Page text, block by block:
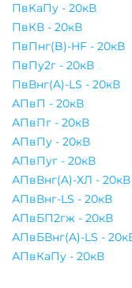
ПвКаПу - 20кВ
ПвКВ - 20кВ
ПвПнг(B)-HF - 20кВ
ПвПу2г - 20кВ
ПвВнг(A)-LS - 20кВ
АПвП - 20кВ
АПвПг - 20кВ
АПвПу - 20кВ
АПвПуг - 20кВ
АПвВнг(A)-ХЛ - 20кВ
АПвВнг-LS - 20кВ
АПвБП2гж - 20кВ
АПвБВнг(A)-LS -
АПвКаПу - 20кВ